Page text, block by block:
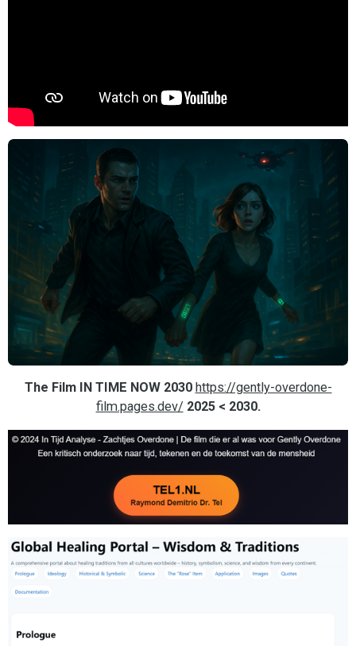
The Film IN TIME NOW 2030 https://gently-overdone-
film.pages.dev/ 2025 < 2030.